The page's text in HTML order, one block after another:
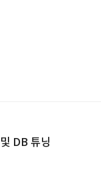
DB 튜닝